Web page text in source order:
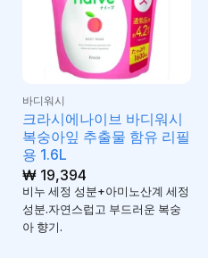
바디워시
크라시에나이브 바디워시
복숭아잎 추출물 함유 리필
용 1.6L
₩19,394
비누 세정 성분+아미노산계 세정
성분.자연스럽고 부드러운 복숭
아 향기.